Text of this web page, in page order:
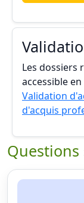
Les dossiers
accessible
Validation
d'acquis